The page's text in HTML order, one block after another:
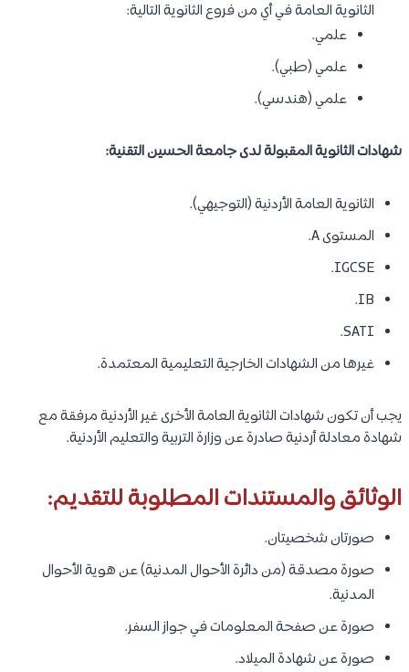
الثانوية العامة في أي من فروع الثانوية التالية:
علمي.
علمي (طبي).
علمي (هندسي).
شهادات الثانوية المقبولة لدى جامعة الحسين التقنية:
الثانوية العامة الأردنية (التوجيهي).
المستوى A.
IGCSE.
IB.
SATI.
غيرها من الشهادات الخارجية التعليمية المعتمدة.
يجب أن تكون شهادات الثانوية العامة الأخرى غير الأردنية مرفقة مع
شهادة معادلة أردنية صادرة عن وزارة التربية والتعليم الأردنية.
الوثائق والمستندات المطلوبة للتقديم:
صورتان شخصيتان.
صورة مصدقة (من دائرة الأحوال المدنية) عن هوية الأحوال
المدنية.
صورة عن صفحة المعلومات في جواز السفر.
صورة عن شهادة الميلاد.